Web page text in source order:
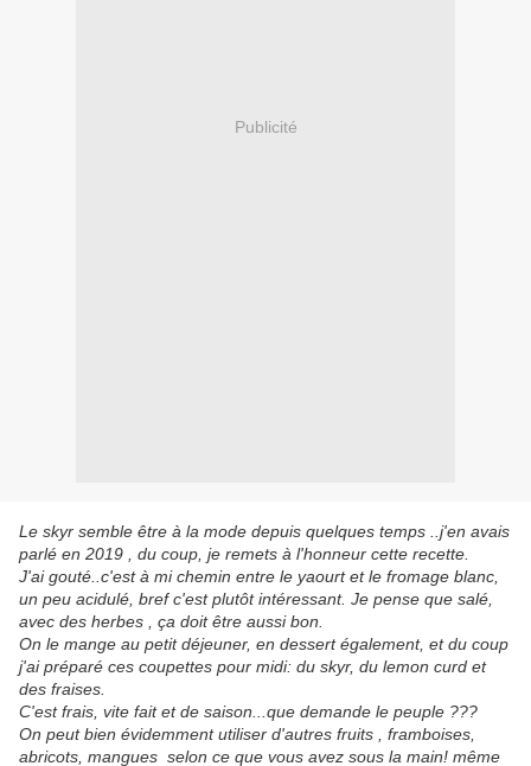
Publicité
Le skyr semble être à la mode depuis quelques temps ..j'en avais
parlé en 2019 , du coup, je remets à l'honneur cette recette.
J'ai gouté..c'est à mi chemin entre le yaourt et le fromage blanc,
un peu acidulé, bref c'est plutôt intéressant. Je pense que salé,
avec des herbes , ça doit être aussi bon.
On le mange au petit déjeuner, en dessert également, et du coup
j'ai préparé ces coupettes pour midi: du skyr, du lemon curd et
des fraises.
C'est frais, vite fait et de saison...que demande le peuple ???
On peut bien évidemment utiliser d'autres fruits , framboises,
abricots, mangues selon ce que vous avez sous la main! même